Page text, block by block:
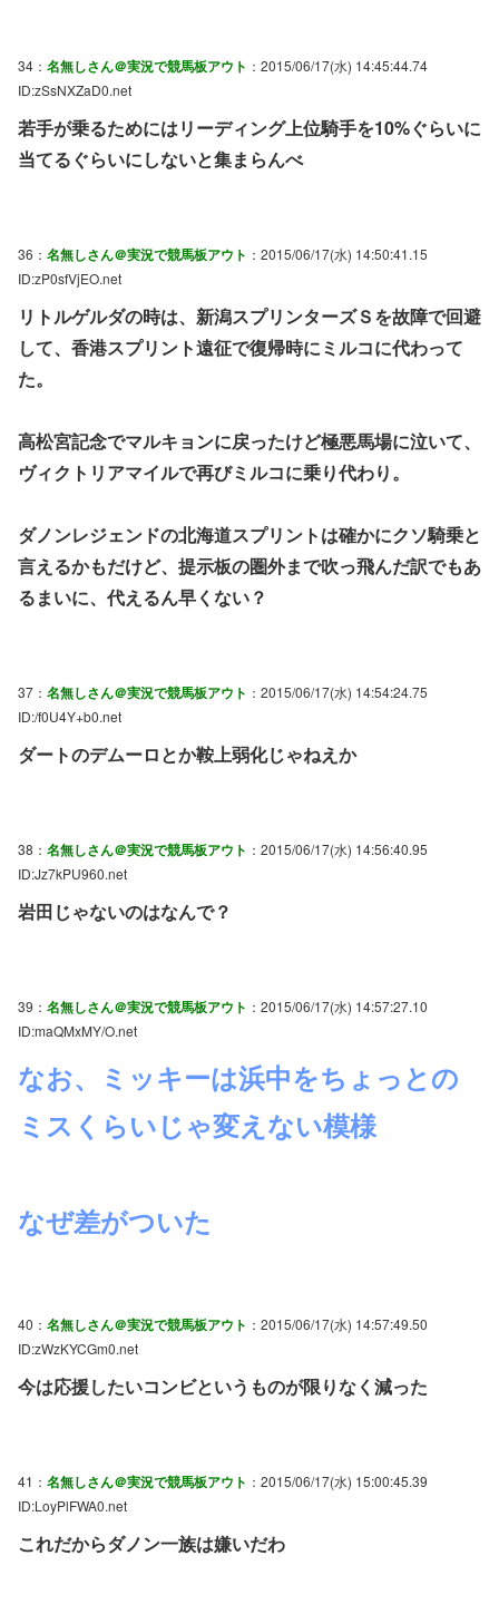
34： 名無しさん＠実況で競馬板アウト ：2015/06/17(水) 14:45:44.74
ID:zSsNXZaD0.net
若手が乗るためにはリーディング上位騎手を10%ぐらいに
当てるぐらいにしないと集まらんべ
36： 名無しさん＠実況で競馬板アウト ：2015/06/17(水) 14:50:41.15
ID:zP0sfVjEO.net
リトルゲルダの時は、新潟スプリンターズＳを故障で回避
して、香港スプリント遠征で復帰時にミルコに代わって
た。
高松宮記念でマルキョンに戻ったけど極悪馬場に泣いて、
ヴィクトリアマイルで再びミルコに乗り代わり。
ダノンレジェンドの北海道スプリントは確かにクソ騎乗と
言えるかもだけど、提示板の圏外まで吹っ飛んだ訳でもあ
るまいに、代えるん早くない？
37： 名無しさん＠実況で競馬板アウト ：2015/06/17(水) 14:54:24.75
ID:/f0U4Y+b0.net
ダートのデムーロとか鞍上弱化じゃねえか
38： 名無しさん＠実況で競馬板アウト ：2015/06/17(水) 14:56:40.95
ID:Jz7kPU960.net
岩田じゃないのはなんで？
39： 名無しさん＠実況で競馬板アウト ：2015/06/17(水) 14:57:27.10
ID:maQMxMY/O.net
なお、ミッキーは浜中をちょっとの
ミスくらいじゃ変えない模様
なぜ差がついた
40： 名無しさん＠実況で競馬板アウト ：2015/06/17(水) 14:57:49.50
ID:zWzKYCGm0.net
今は応援したいコンビというものが限りなく減った
41： 名無しさん＠実況で競馬板アウト ：2015/06/17(水) 15:00:45.39
ID:LoyPlFWA0.net
これだからダノン一族は嫌いだわ